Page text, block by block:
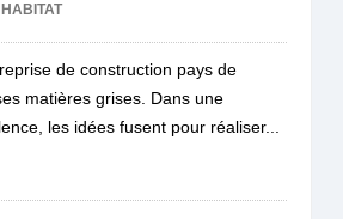
de construction pays de
matières grises. Dans une
les idées fusent pour réaliser...